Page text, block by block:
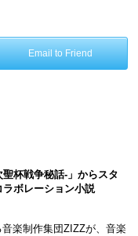
Email to Friend
杯戦争秘話-」からスタ
ボレーション小説
楽制作集団ZIZZが、音楽